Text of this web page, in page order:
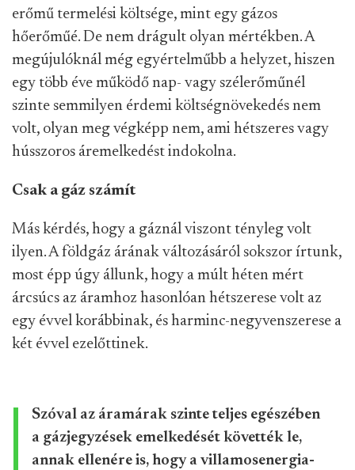
erőmű termelési költsége, mint egy gázos
hőerőműé. De nem drágult olyan mértékben. A
megújulóknál még egyértelműbb a helyzet, hiszen
egy több éve működő nap- vagy szélerőműnél
szinte semmilyen érdemi költségnövekedés nem
volt, olyan meg végképp nem, ami hétszeres vagy
hússzoros áremelkedést indokolna.
Csak a gáz számít
Más kérdés, hogy a gáznál viszont tényleg volt
ilyen. A földgáz árának változásáról sokszor írtunk,
most épp úgy állunk, hogy a múlt héten mért
árcsúcs az áramhoz hasonlóan hétszerese volt az
egy évvel korábbinak, és harminc-negyvenszerese a
két évvel ezelőttinek.
Szóval az áramárak szinte teljes egészében
a gázjegyzések emelkedését követték le,
annak ellenére is, hogy a villamosenergia-